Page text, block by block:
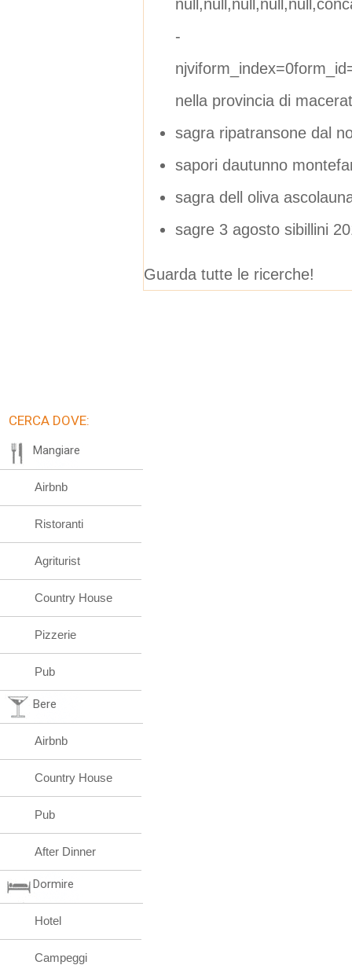
-
nella provincia di
sagra ripatransone dal
sapori dautunno
sagra dell oliva
sagre 3 agosto sibillini
Guarda tutte le ricerche!
CERCA DOVE:
Mangiare
Airbnb
Ristoranti
Agriturist
Country House
Pizzerie
Pub
Bere
Airbnb
Country House
Pub
After Dinner
Dormire
Hotel
Campeggi